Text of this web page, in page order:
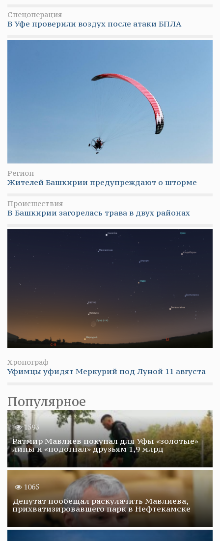
Спецоперация
В Уфе проверили воздух после атаки БПЛА
Регион
Жителей Башкирии предупреждают о шторме
Происшествия
В Башкирии загорелась трава в двух районах
Хронограф
Уфимцы уфидят Меркурий под Луной 11 августа
Популярное
1593
Ратмир Мавлиев покупал для Уфы «золотые»
липы и «подогнал» друзьям 1,9 млрд
1065
Депутат пообещал раскулачить Мавлиева,
прихватизировавшего парк в Нефтекамске